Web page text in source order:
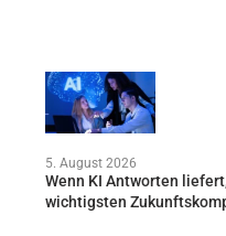
5. August 2026
Wenn KI Antworten
wichtigsten